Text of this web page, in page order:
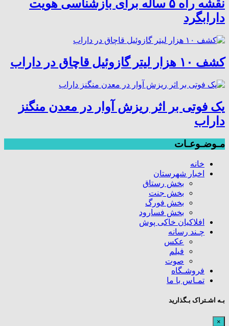
نقشه راه ۵ ساله برای بازشناسی هویت
دارابگرد
کشف ۱۰ هزار لیتر گازوئیل قاچاق در داراب
یک فوتی بر اثر ریزش آوار در معدن منگنز
داراب
مـوضـوعـات
خانه
اخبار شهرستان
بخش رستاق
بخش جنت
بخش فورگ
بخش فسارود
افلاکیان خاکی پوش
چـند رسانه
عکس
فیلم
صوت
فروشـگاه
تمـاس با ما
بـه اشـتراک بـگذارید
×